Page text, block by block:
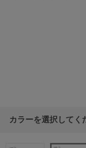
カラーを選択してく